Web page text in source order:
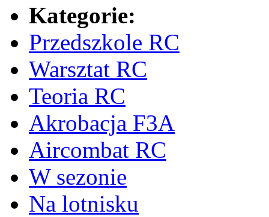
Kategorie:
Przedszkole RC
Warsztat RC
Teoria RC
Akrobacja F3A
Aircombat RC
W sezonie
Na lotnisku